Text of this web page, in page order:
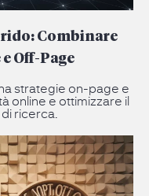
Combinare
Off-Page
strategie on-page e
online e ottimizzare il
ricerca.